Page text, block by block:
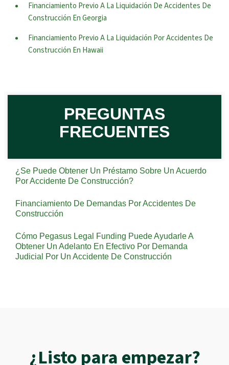
Financiamiento Previo A La Liquidación De Accidentes De
Construcción En Georgia
Financiamiento Previo A La Liquidación Por Accidentes De
Construcción En Hawaii
PREGUNTAS
FRECUENTES
¿Se Puede Obtener Un Préstamo Sobre Un Acuerdo
Por Accidente De Construcción?
Financiamiento De Demandas Por Accidentes De
Construcción
Cómo Pegasus Legal Funding Puede Ayudarle A
Obtener Un Adelanto En Efectivo Por Demanda
Judicial Por Un Accidente De Construcción
¿Listo para empezar?